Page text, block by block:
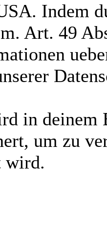
Indem
Art. 49
in deinem
um zu
wird.